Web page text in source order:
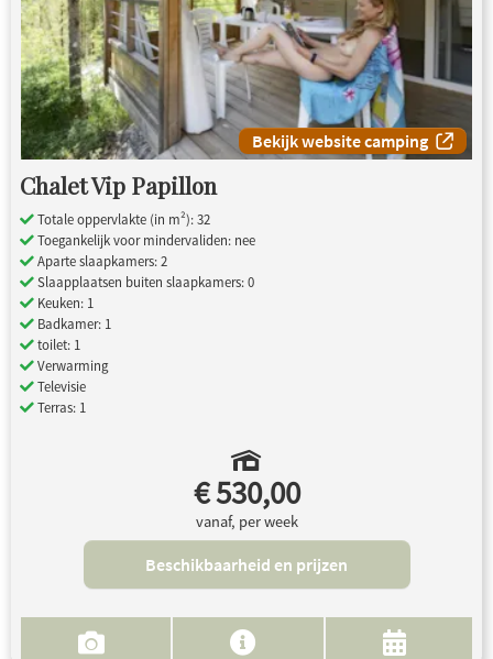
Bekijk website camping
Chalet Vip Papillon
Totale oppervlakte (in m²): 32
Toegankelijk voor mindervaliden: nee
Aparte slaapkamers: 2
Slaapplaatsen buiten slaapkamers: 0
Keuken: 1
Badkamer: 1
toilet: 1
Verwarming
Televisie
Terras: 1
€ 530,00
vanaf, per week
Beschikbaarheid en prijzen